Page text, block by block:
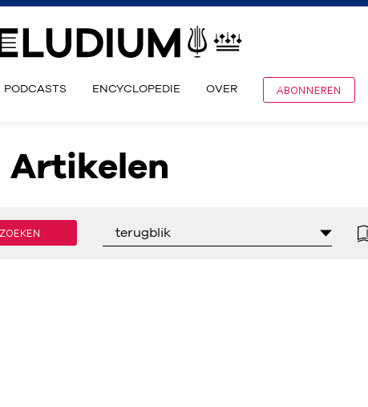
PODCASTS ENCYCLOPEDIE OVER ABONNEREN
Artikelen
ZOEKEN terugblik